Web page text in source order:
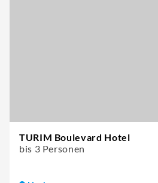
TURIM Boulevard Hotel
bis 3 Personen